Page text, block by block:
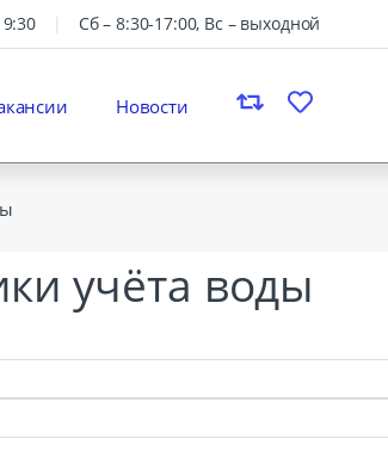
Сб – 8:30-17:00, Вс – выходной
Новости
учёта воды